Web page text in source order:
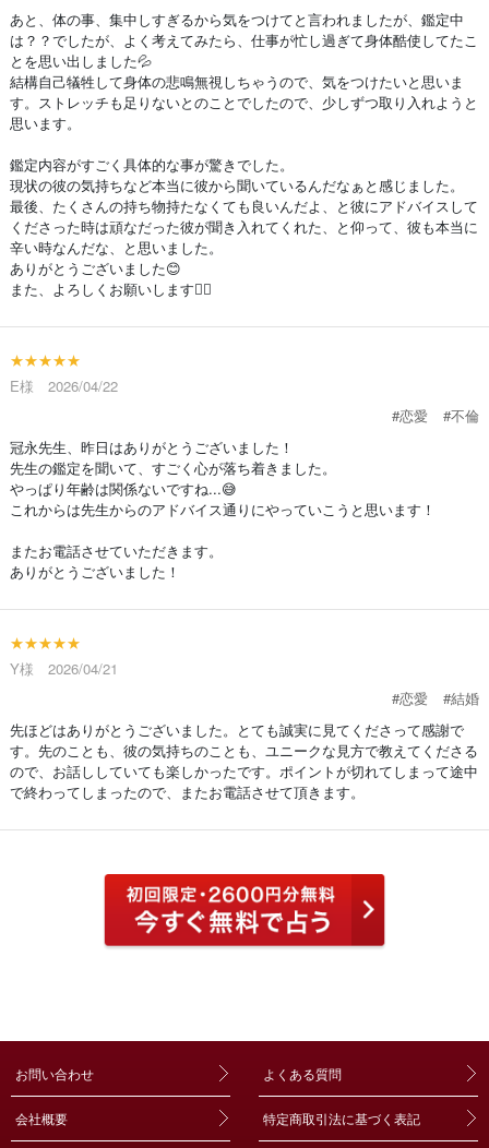
あと、体の事、集中しすぎるから気をつけてと言われましたが、鑑定中
は？？でしたが、よく考えてみたら、仕事が忙し過ぎて身体酷使してたこ
とを思い出しました💦
結構自己犠牲して身体の悲鳴無視しちゃうので、気をつけたいと思いま
す。ストレッチも足りないとのことでしたので、少しずつ取り入れようと
思います。
鑑定内容がすごく具体的な事が驚きでした。
現状の彼の気持ちなど本当に彼から聞いているんだなぁと感じました。
最後、たくさんの持ち物持たなくても良いんだよ、と彼にアドバイスして
くださった時は頑なだった彼が聞き入れてくれた、と仰って、彼も本当に
辛い時なんだな、と思いました。
ありがとうございました😊
また、よろしくお願いします🙇‍♀️
★★★★★
E様 2026/04/22
#恋愛
#不倫
冠永先生、昨日はありがとうございました！
先生の鑑定を聞いて、すごく心が落ち着きました。
やっぱり年齢は関係ないですね...😅
これからは先生からのアドバイス通りにやっていこうと思います！
またお電話させていただきます。
ありがとうございました！
★★★★★
Y様 2026/04/21
#恋愛
#結婚
先ほどはありがとうございました。とても誠実に見てくださって感謝で
す。先のことも、彼の気持ちのことも、ユニークな見方で教えてくださる
ので、お話ししていても楽しかったです。ポイントが切れてしまって途中
で終わってしまったので、またお電話させて頂きます。
お問い合わせ よくある質問
会社概要 特定商取引法に基づく表記